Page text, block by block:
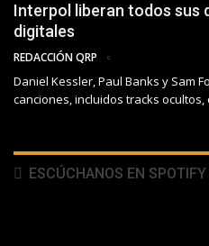
Interpol liberan todos sus
digitales
REDACCIÓN QRP
Daniel Kessler, Paul Banks y Sam
canciones, incluidos tracks ocultos,
ESCÚCHANOS EN SPOTIFY